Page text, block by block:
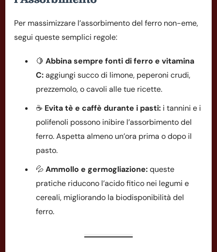
Per massimizzare l’assorbimento del ferro non-eme,
segui queste semplici regole:
🍋 Abbina sempre fonti di ferro e vitamina
C:aggiungi succo di limone, peperoni crudi,
prezzemolo, o cavoli alle tue ricette.
☕ Evita tè e caffè durante i pasti: i tannini e i
polifenoli possono inibire l’assorbimento del
ferro. Aspetta almeno un’ora prima o dopo il
pasto.
💦 Ammollo e germogliazione:queste
pratiche riducono l’acido fitico nei legumi e
cereali, migliorando la biodisponibilità del
ferro.